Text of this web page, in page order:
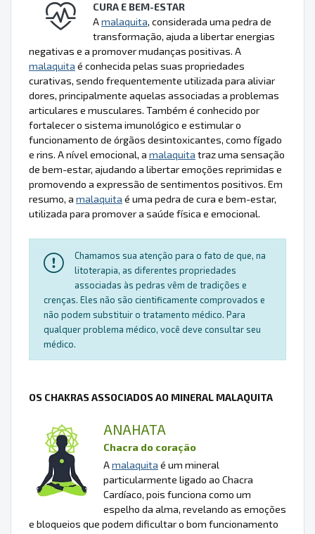
CURA E BEM-ESTAR
Amalaquita, considerada uma pedra de
transformação, ajuda a libertar energias
negativas e a promover mudanças positivas. A
malaquita é conhecida pelas suas propriedades
curativas, sendo frequentemente utilizada para aliviar
dores, principalmente aquelas associadas a problemas
articulares e musculares. Também é conhecido por
fortalecer o sistema imunológico e estimular o
funcionamento de órgãos desintoxicantes, como fígado
e rins. A nível emocional, a malaquita traz uma sensação
de bem-estar, ajudando a libertar emoções reprimidas e
promovendo a expressão de sentimentos positivos. Em
resumo, a malaquita é uma pedra de cura e bem-estar,
utilizada para promover a saúde física e emocional.
Chamamos sua atenção para o fato de que, na
litoterapia, as diferentes propriedades
associadas às pedras vêm de tradições e
crenças. Eles não são cientificamente comprovados e
não podem substituir o tratamento médico. Para
qualquer problema médico, você deve consultar seu
médico.
OS CHAKRAS ASSOCIADOS AO MINERAL MALAQUITA
ANAHATA
Chacra do coração
Amalaquita é um mineral
particularmente ligado ao Chacra
Cardíaco, pois funciona como um
espelho da alma, revelando as emoções
e bloqueios que podem dificultar o bom funcionamento